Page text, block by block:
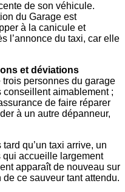
de son véhicule.
du Garage est
à la canicule et
l’annonce du taxi, car elle
et déviations
trois personnes du garage
aimablement ;
de faire réparer
à un autre dépanneur,
qu’un taxi arrive, un
accueille largement
apparaît de nouveau sur
ce sauveur tant attendu.